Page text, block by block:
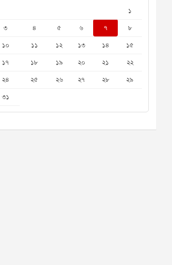
১
৩ ৪ ৫ ৬ ৭
৮
১০ ১১ ১২ ১৩ ১৪
১৫
১৭ ১৮ ১৯ ২০ ২১
২২
২৪ ২৫ ২৬ ২৭ ২৮
২৯
৩১